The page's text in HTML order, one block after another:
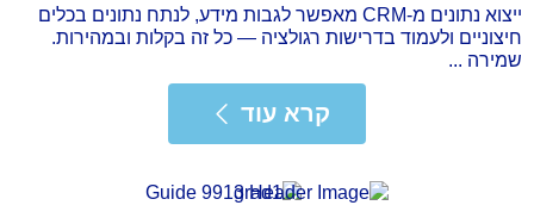
ייצוא נתונים מ-CRM מאפשר לגבות מידע, לנתח נתונים בכלים
חיצוניים ולעמוד בדרישות רגולציה — כל זה בקלות ובמהירות.
שמירה ...
קרא עוד